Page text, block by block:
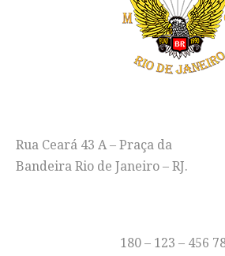
Rua Ceará 43 A – Praça da
Bandeira Rio de Janeiro – RJ.
180 – 123 – 456